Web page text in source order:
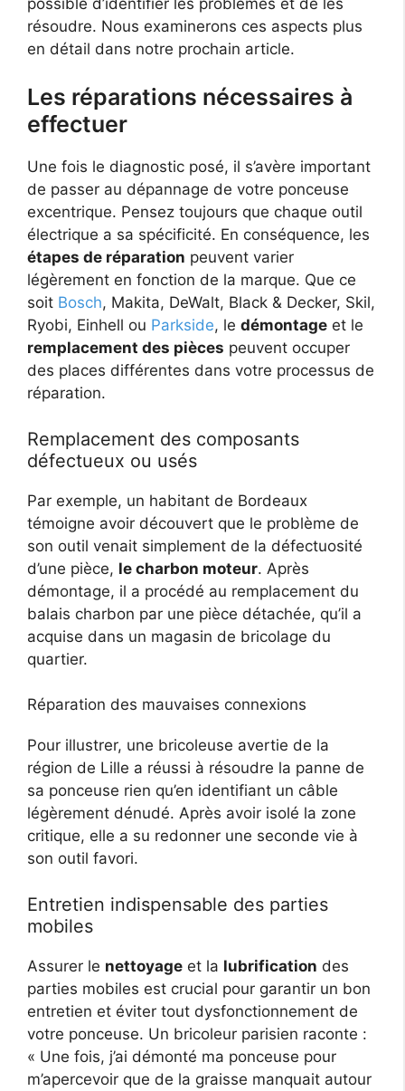
résoudre. Nous examinerons ces aspects plus
en détail dans notre prochain article.
Les réparations nécessaires à
effectuer
Une fois le diagnostic posé, il s’avère important
de passer au dépannage de votre ponceuse
excentrique. Pensez toujours que chaque outil
électrique a sa spécificité. En conséquence, les
étapes de réparation peuvent varier
légèrement en fonction de la marque. Que ce
soit Bosch, Makita, DeWalt, Black & Decker, Skil,
Ryobi, Einhell ou Parkside, le démontage et le
remplacement des pièces peuvent occuper
des places différentes dans votre processus de
réparation.
Remplacement des composants
défectueux ou usés
Par exemple, un habitant de Bordeaux
témoigne avoir découvert que le problème de
son outil venait simplement de la défectuosité
d’une pièce, le charbon moteur. Après
démontage, il a procédé au remplacement du
balais charbon par une pièce détachée, qu’il a
acquise dans un magasin de bricolage du
quartier.
Réparation des mauvaises connexions
Pour illustrer, une bricoleuse avertie de la
région de Lille a réussi à résoudre la panne de
sa ponceuse rien qu’en identifiant un câble
légèrement dénudé. Après avoir isolé la zone
critique, elle a su redonner une seconde vie à
son outil favori.
Entretien indispensable des parties
mobiles
Assurer le nettoyage et la lubrification des
parties mobiles est crucial pour garantir un bon
entretien et éviter tout dysfonctionnement de
votre ponceuse. Un bricoleur parisien raconte :
« Une fois, j’ai démonté ma ponceuse pour
m’apercevoir que de la graisse manquait autour